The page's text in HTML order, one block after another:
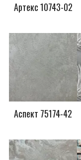
Артекс 10743-02
Аспект 75174-42